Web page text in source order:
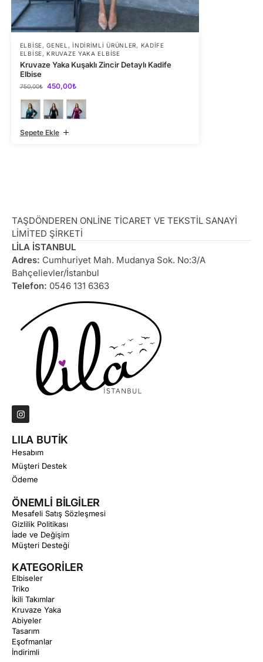
ELBISE,GENEL, İNDIRIMLI ÜRÜNLER, KADIFE
ELBISE, KRUVAZE YAKA ELBISE
Kruvaze Yaka Kuşaklı Zincir Detaylı Kadife
Elbise
750,00₺ 450,00₺
Sepete Ekle
TAŞDÖNDEREN ONLİNE TİCARET VE TEKSTİL SANAYİ
LİMİTED ŞİRKETİ
LİLA İSTANBUL
Adres: Cumhuriyet Mah. Mudanya Sok. No:3/A
Bahçelievler/İstanbul
Telefon: 0546 131 6363
LILA BUTİK
Hesabım
Müşteri Destek
Ödeme
ÖNEMLİ BİLGİLER
Mesafeli Satış Sözleşmesi
Gizlilik Politikası
İade ve Değişim
Müşteri Desteği
KATEGORİLER
Elbiseler
Triko
İkili Takımlar
Kruvaze Yaka
Abiyeler
Tasarım
Eşofmanlar
İndirimli